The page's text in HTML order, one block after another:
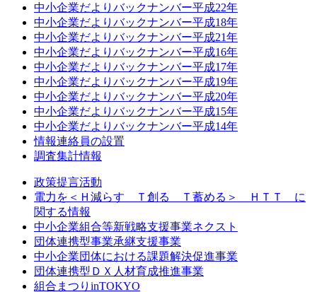
中小企業だよりバックナンバー平成22年
中小企業だよりバックナンバー平成18年
中小企業だよりバックナンバー平成21年
中小企業だよりバックナンバー平成16年
中小企業だよりバックナンバー平成17年
中小企業だよりバックナンバー平成19年
中小企業だよりバックナンバー平成20年
中小企業だよりバックナンバー平成15年
中小企業だよりバックナンバー平成14年
情報連絡員の設置
調査集計情報
政策提言活動
電力を＜Ｈ減らす Ｔ創る Ｔ蓄める＞ ＨＴＴ に
関する情報
中小企業組合等新戦略支援事業ネクスト
団体連携型事業承継支援事業
中小企業団体における課題解決促進事業
団体連携型ＤＸ人材育成推進事業
組合まつりinTOKYO